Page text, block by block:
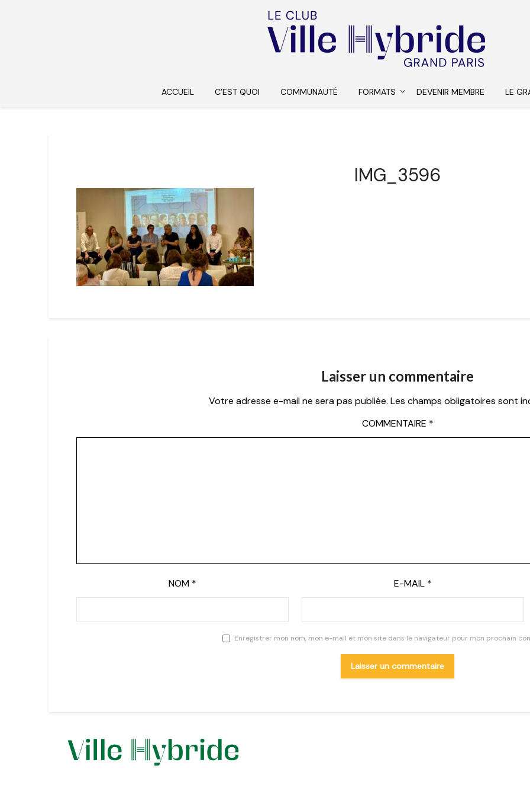
ACCUEIL C’EST QUOI COMMUNAUTÉ FORMATS DEVENIR MEMBRE LE
IMG_3596
Laisser un commentaire
Votre adresse e-mail ne sera pas publiée. Les champs obligatoires sont
COMMENTAIRE *
NOM * E-MAIL *
Enregistrer mon nom, mon e-mail et mon site dans le navigateur pour mon prochain